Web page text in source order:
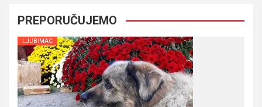
PREPORUČUJEMO
LJUBIMAC